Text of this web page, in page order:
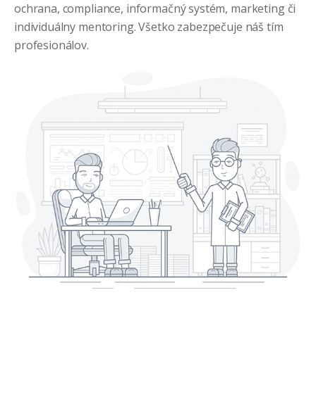
ochrana, compliance, informačný systém, marketing či
individuálny mentoring. Všetko zabezpečuje náš tím
profesionálov.